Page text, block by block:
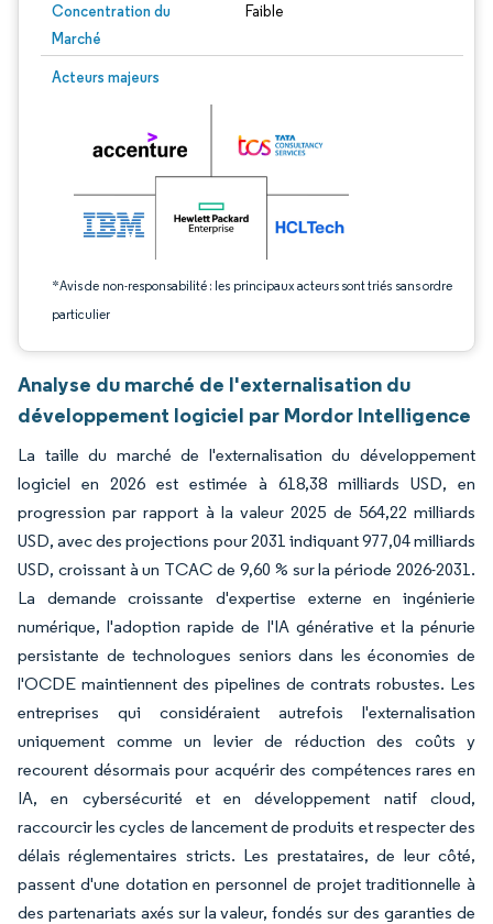
Concentration du
Marché
Faible
Acteurs majeurs
*Avis de non-responsabilité : les principaux acteurs sont triés sans ordre
particulier
Image © Mordor Intelligence. La réutilisation nécessite une attribution sous CC
Analyse du marché de l'externalisation du
développement logiciel par Mordor Intelligence
La taille du marché de l'externalisation du développement
logiciel en 2026 est estimée à 618,38 milliards USD, en
progression par rapport à la valeur 2025 de 564,22 milliards
USD, avec des projections pour 2031 indiquant 977,04 milliards
USD, croissant à un TCAC de 9,60 % sur la période 2026-2031.
La demande croissante d'expertise externe en ingénierie
numérique, l'adoption rapide de l'IA générative et la pénurie
persistante de technologues seniors dans les économies de
l'OCDE maintiennent des pipelines de contrats robustes. Les
entreprises qui considéraient autrefois l'externalisation
uniquement comme un levier de réduction des coûts y
recourent désormais pour acquérir des compétences rares en
IA, en cybersécurité et en développement natif cloud,
raccourcir les cycles de lancement de produits et respecter des
délais réglementaires stricts. Les prestataires, de leur côté,
passent d'une dotation en personnel de projet traditionnelle à
des partenariats axés sur la valeur, fondés sur des garanties de